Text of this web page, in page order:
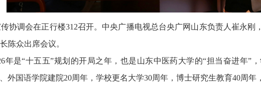
协调会在正行楼312召开。中央广播电视总台央广网山东负责人崔永
陈众出席会议。
年是“十五五”规划的开局之年，也是山东中医药大学的“担当奋进年”
外国语学院建院20周年，学校更名大学30周年，博士研究生教育40周